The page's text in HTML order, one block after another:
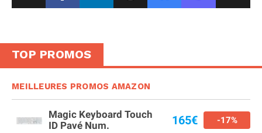
TOP PROMOS
MEILLEURES PROMOS AMAZON
Magic Keyboard Touch
ID Pavé Num.
165€ -17%